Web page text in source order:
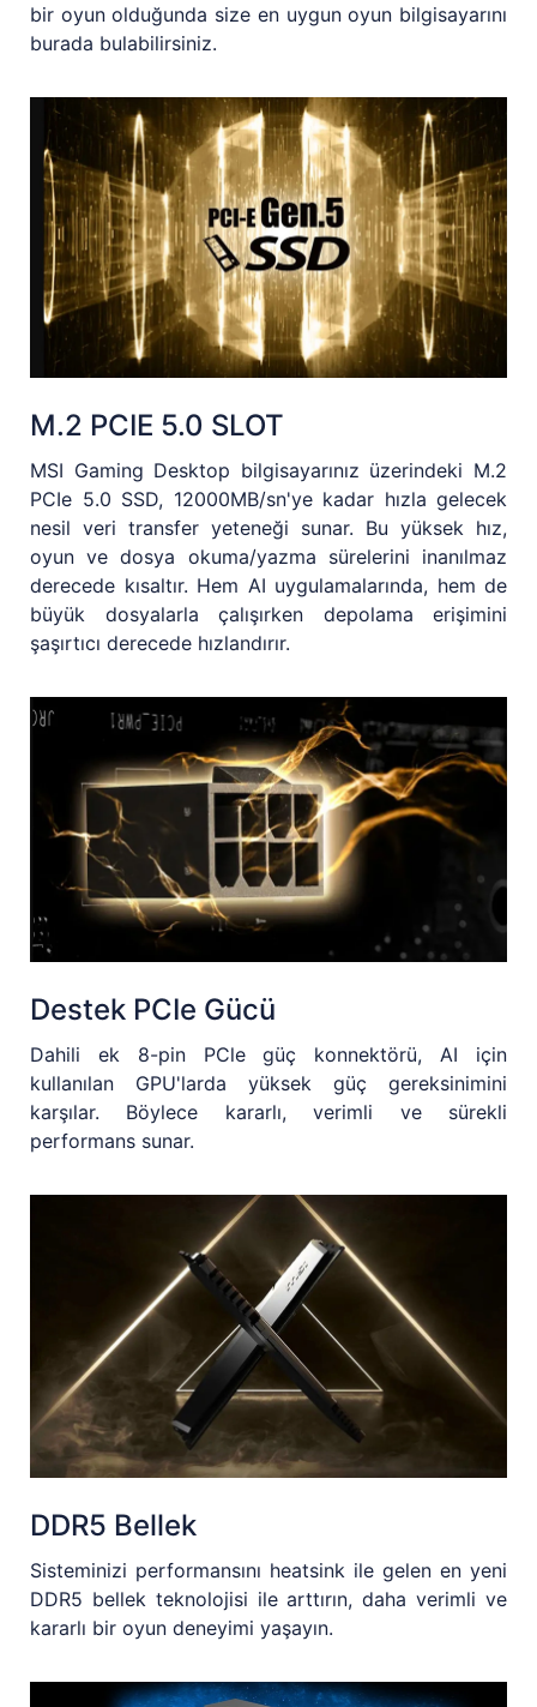
bir oyun olduğunda size en uygun oyun bilgisayarını
burada bulabilirsiniz.
M.2 PCIE 5.0 SLOT
MSI Gaming Desktop bilgisayarınız üzerindeki M.2
PCIe 5.0 SSD, 12000MB/sn'ye kadar hızla gelecek
nesil veri transfer yeteneği sunar. Bu yüksek hız,
oyun ve dosya okuma/yazma sürelerini inanılmaz
derecede kısaltır. Hem AI uygulamalarında, hem de
büyük dosyalarla çalışırken depolama erişimini
şaşırtıcı derecede hızlandırır.
Destek PCIe Gücü
Dahili ek 8-pin PCle güç konnektörü, AI için
kullanılan GPU'larda yüksek güç gereksinimini
karşılar. Böylece kararlı, verimli ve sürekli
performans sunar.
DDR5 Bellek
Sisteminizi performansını heatsink ile gelen en yeni
DDR5 bellek teknolojisi ile arttırın, daha verimli ve
kararlı bir oyun deneyimi yaşayın.